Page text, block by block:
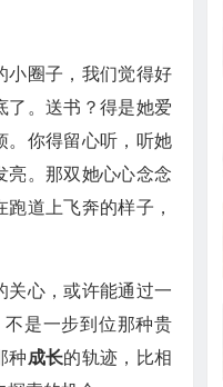
小圈子，我们觉得好
了。送书？得是她爱
。你得留心听，听她
亮。那双她心心念念
道上飞奔的样子，
关心，或许能通过一
是一步到位那种贵
种成长的轨迹，比相